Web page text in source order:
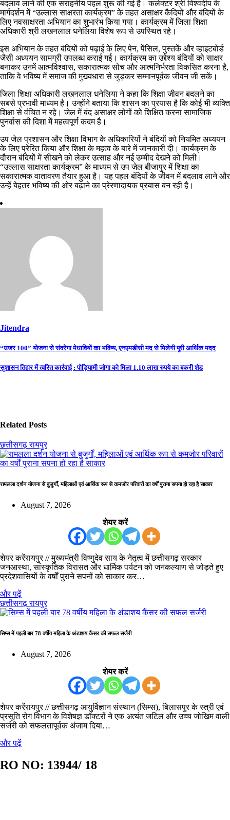
बदलाव लाने की एक सराहनीय पहल शुरू की गई है। कलेक्टर श्री विश्वदीप के
मार्गदर्शन में “उल्लास साक्षरता कार्यक्रम” के तहत असाक्षर कैदियों और बंदियों के
लिए नवसाक्षरता अभियान का शुभारंभ किया गया। कार्यक्रम में जिला शिक्षा
अधिकारी श्री लखनलाल धनेलिया विशेष रूप से उपस्थित रहे।
इस अभियान के तहत बंदियों को पढ़ाई के लिए पेन, पेंसिल, पुस्तकें और व्हाइटबोर्ड
जैसी अध्ययन सामग्री उपलब्ध कराई गई। कार्यक्रम का उद्देश्य बंदियों को साक्षर
बनाकर उनमें आत्मविश्वास, सकारात्मक सोच और आत्मनिर्भरता विकसित करना है,
ताकि वे भविष्य में समाज की मुख्यधारा से जुड़कर सम्मानपूर्वक जीवन जी सकें।
जिला शिक्षा अधिकारी लखनलाल धनेलिया ने कहा कि शिक्षा जीवन बदलने का
सबसे प्रभावी माध्यम है। उन्होंने बताया कि शासन का प्रयास है कि कोई भी व्यक्ति
शिक्षा से वंचित न रहे। जेल में बंद असाक्षर लोगों को शिक्षित करना सामाजिक
पुनर्वास की दिशा में महत्वपूर्ण कदम है।
उप जेल प्रशासन और शिक्षा विभाग के अधिकारियों ने बंदियों को नियमित अध्ययन
के लिए प्रेरित किया और शिक्षा के महत्व के बारे में जानकारी दी। कार्यक्रम के
दौरान बंदियों में सीखने को लेकर उत्साह और नई उम्मीद देखने को मिली।
“उल्लास साक्षरता कार्यक्रम” के माध्यम से उप जेल बीजापुर में शिक्षा का
सकारात्मक वातावरण तैयार हुआ है। यह पहल बंदियों के जीवन में बदलाव लाने और
उन्हें बेहतर भविष्य की ओर बढ़ाने का प्रेरणादायक प्रयास बन रही है।
Jitendra
Post
navigation
“उजर 100” योजना से संवरेगा मेधावियों का भविष्य, एनएमडीसी मद से मिलेगी पूरी आर्थिक मदद
सुशासन तिहार में त्वरित कार्रवाई : पोड़ियामी जोगा को मिला 1.10 लाख रुपये का बकरी शेड
Related Posts
छत्तीसगढ़रायपुर
रामलला दर्शन योजना से बुजुर्गों, महिलाओं एवं आर्थिक रूप से कमजोर परिवारों का वर्षों पुराना सपना हो रहा है साकार
August 7, 2026
शेयर करें
शेयर करेंरायपुर // मुख्यमंत्री विष्णुदेव साय के नेतृत्व में छत्तीसगढ़ सरकार
जनआस्था, सांस्कृतिक विरासत और धार्मिक पर्यटन को जनकल्याण से जोड़ते हुए
प्रदेशवासियों के वर्षों पुराने सपनों को साकार कर…
और पढ़ें
छत्तीसगढ़रायपुर
सिम्स में पहली बार 78 वर्षीय महिला के अंडाशय कैंसर की सफल सर्जरी
August 7, 2026
शेयर करें
शेयर करेंरायपुर // छत्तीसगढ़ आयुर्विज्ञान संस्थान (सिम्स), बिलासपुर के स्त्री एवं
प्रसूति रोग विभाग के विशेषज्ञ डॉक्टरों ने एक अत्यंत जटिल और उच्च जोखिम वाली
सर्जरी को सफलतापूर्वक अंजाम दिया…
और पढ़ें
RO NO: 13944/ 18